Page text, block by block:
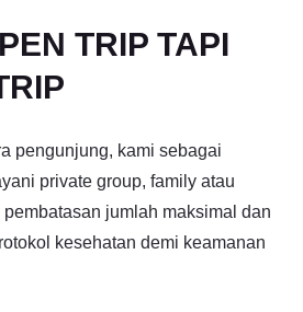
TRIP TAPI
pengunjung, kami sebagai
private group, family atau
jumlah maksimal dan
kesehatan demi keamanan